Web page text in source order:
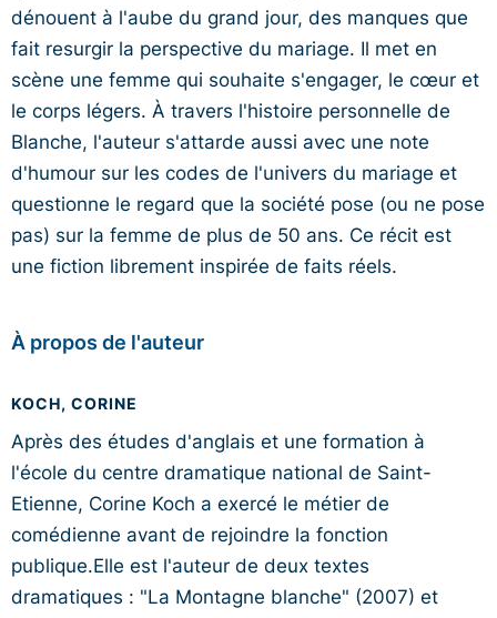
dénouent à l'aube du grand jour, des manques que
fait resurgir la perspective du mariage. Il met en
scène une femme qui souhaite s'engager, le cœur et
le corps légers. À travers l'histoire personnelle de
Blanche, l'auteur s'attarde aussi avec une note
d'humour sur les codes de l'univers du mariage et
questionne le regard que la société pose (ou ne pose
pas) sur la femme de plus de 50 ans. Ce récit est
une fiction librement inspirée de faits réels.
À propos de l'auteur
KOCH, CORINE
Après des études d'anglais et une formation à
l'école du centre dramatique national de Saint-
Etienne, Corine Koch a exercé le métier de
comédienne avant de rejoindre la fonction
publique.Elle est l'auteur de deux textes
dramatiques : "La Montagne blanche" (2007) et